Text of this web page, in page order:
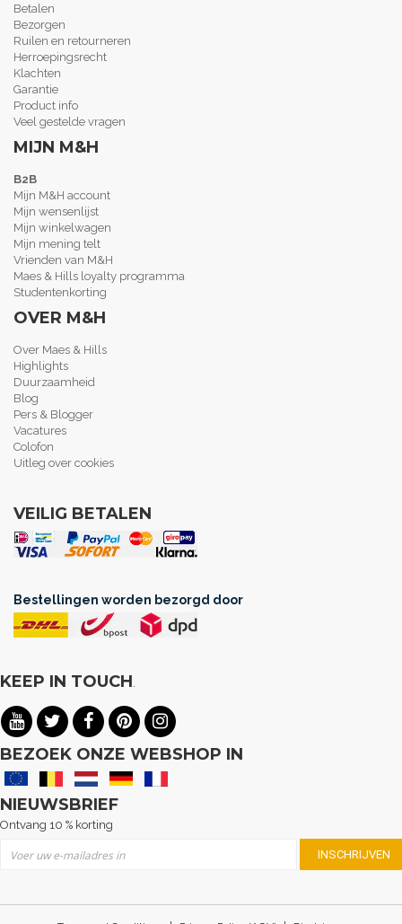
Betalen
Bezorgen
Ruilen en retourneren
Herroepingsrecht
Klachten
Garantie
Product info
Veel gestelde vragen
MIJN M&H
B2B
Mijn M&H account
Mijn wensenlijst
Mijn winkelwagen
Mijn mening telt
Vrienden van M&H
Maes & Hills loyalty programma
Studentenkorting
OVER M&H
Over Maes & Hills
Highlights
Duurzaamheid
Blog
Pers & Blogger
Vacatures
Colofon
Uitleg over cookies
VEILIG BETALEN
Bestellingen worden bezorgd door
KEEP IN TOUCH
BEZOEK ONZE WEBSHOP IN
NIEUWSBRIEF
Ontvang 10 % korting
INSCHRIJVEN